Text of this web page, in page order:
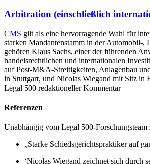
Arbitration (einschließlich
CMS gilt als eine hervorragende Wahl für
starken Mandantenstamm in der Automobil-,
gehören Klaus Sachs, einer der führenden
handelsrechtlichen und internationalen
auf Post-M&A-Streitigkeiten, Anlagenbau
in Stuttgart, und Nicolas Wiegand mit Sitz in
Legal 500 redaktioneller Kommentar
Referenzen
Unabhängig vom Legal 500-Forschungsteam
„Starke Schiedsgerichtspraktiker auf
‘Nicolas Wiegand zeichnet sich durch